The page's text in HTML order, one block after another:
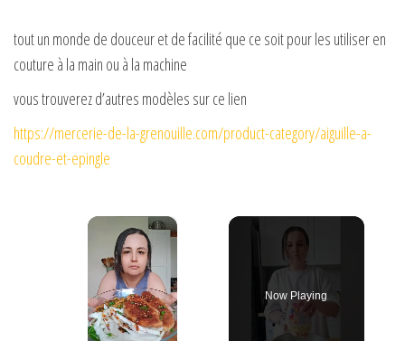
tout un monde de douceur et de facilité que ce soit pour les utiliser en
couture à la main ou à la machine
vous trouverez d’autres modèles sur ce lien
https://mercerie-de-la-grenouille.com/product-category/aiguille-a-
coudre-et-epingle
×
Now Playing